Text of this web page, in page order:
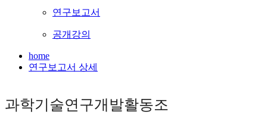
연구보고서
공개강의
home
연구보고서 상세
과학기술연구개발활동조